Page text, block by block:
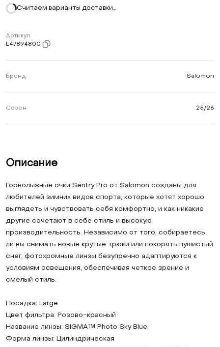
Считаем варианты доставки…
Артикул
L47894800
Бренд Salomon
Сезон 25/26
Описание
Горнолыжные очки Sentry Pro от Salomon созданы для
любителей зимних видов спорта, которые хотят хорошо
выглядеть и чувствовать себя комфортно, и как никакие
другие сочетают в себе стиль и высокую
производительность. Независимо от того, собираетесь
ли вы снимать новые крутые трюки или покорять пушистый
снег, фотохромные линзы безупречно адаптируются к
условиям освещения, обеспечивая четкое зрение и
смелый стиль.
Посадка: Large
Цвет фильтра: Розово-красный
Название линзы: SIGMA™ Photo Sky Blue
Форма линзы: Цилиндрическая